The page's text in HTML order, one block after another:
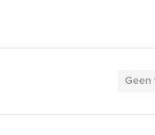
Geen